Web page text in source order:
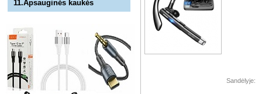
11.Apsauginės kaukės
Sandėlyje: